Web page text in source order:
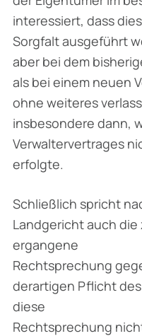
interessiert, dass
Sorgfalt ausgeführt
aber bei dem
als bei einem neuen
ohne weiteres
insbesondere dann,
Verwaltervertrages
erfolgte.
Schließlich spricht
Landgericht auch die
ergangene
Rechtsprechung
derartigen Pflicht
diese
Rechtsprechung